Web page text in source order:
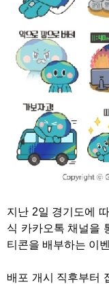
지난 2일 경기도에
식 카카오톡 채널을
티콘을 배부하는 이
배포 개시 직후부터